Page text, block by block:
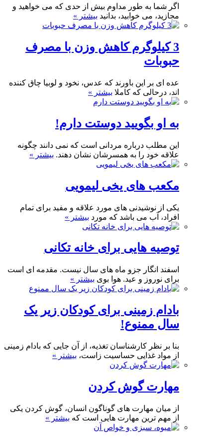
اگر شما به طور مداوم بیش از حدی که می خواهید و
مجازید، می خوابید، بدانید بیشتر »
3 کیلوگرم کاهش وزن با مصرف
حبوبات
عده ای بر این باورند که عدس، نخود و لوبیا چاق کننده
اند، درحالی که کاملا بیشتر »
به او بگویید دوستت دارم!
این مطلب درباره مردانی است که نمی دانند چگونه
علاقه خود را به همسرشان نشان دهند. بیشتر »
مکعب های یخی لیمویی
یکی از نوشیدنی های مورد علاقه و مفید برای تمام
افراد، آب می باشد که مورد بیشتر »
توصیه هایی برای خانه تکانی
اسفند انگار جزو ماه های سال نیست. مقدمه ای است
برای نوروز و عید. هوا بوی بیشتر »
بادام زمینی برای کودکان زیر یک
سال ممنوع!
بنا بر نظر کارشناسان تغذیه، از آن جایی که بادام زمینی
از مواد غذایی حساسیت زاست، بیشتر »
مهارت گوش کردن
از میان مهارت های گوناگون انسان، گوش کردن یکی
از مهم ترین مهارت هایی است که بیشتر »